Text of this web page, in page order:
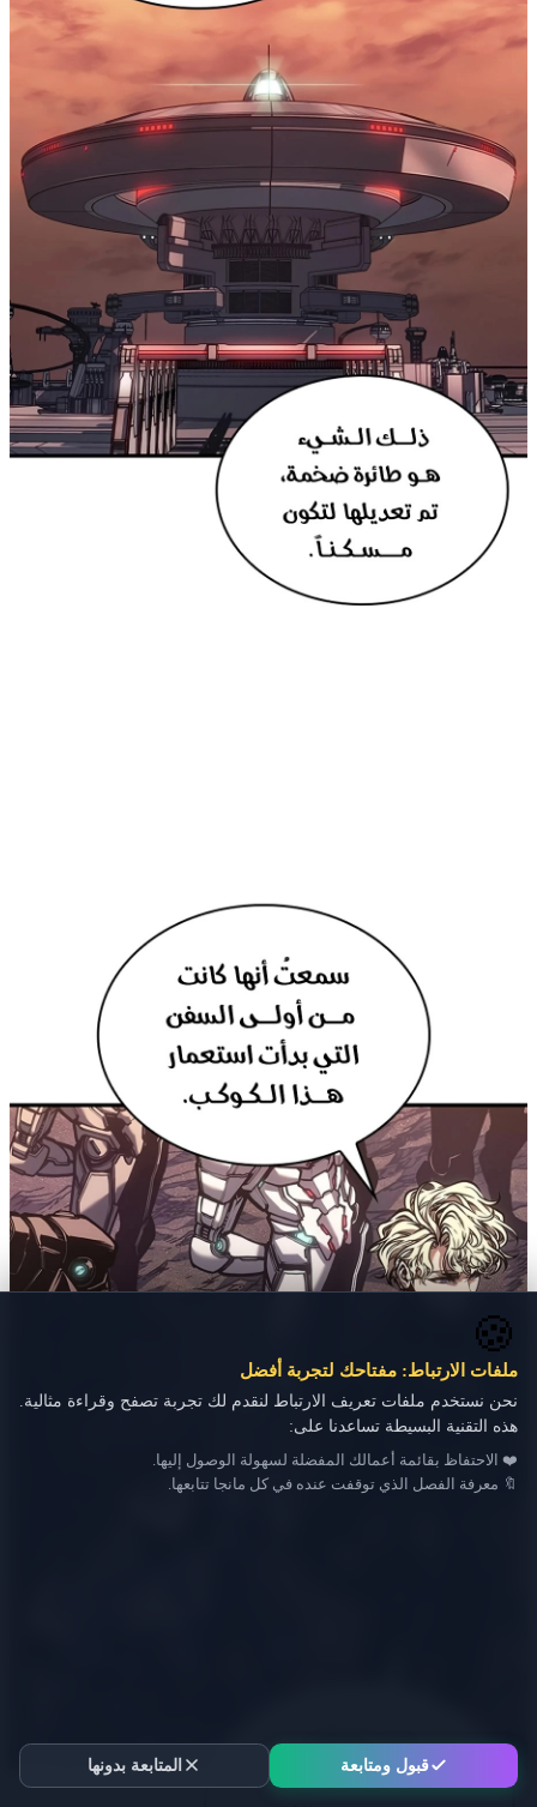
🍪
ملفات الارتباط: مفتاحك لتجربة أفضل
نحن نستخدم ملفات تعريف الارتباط لنقدم لك تجربة تصفح وقراءة مثالية.
هذه التقنية البسيطة تساعدنا على:
❤️ الاحتفاظ بقائمة أعمالك المفضلة لسهولة الوصول إليها.
🔖 معرفة الفصل الذي توقفت عنده في كل مانجا تتابعها.
قبول ومتابعة المتابعة بدونها